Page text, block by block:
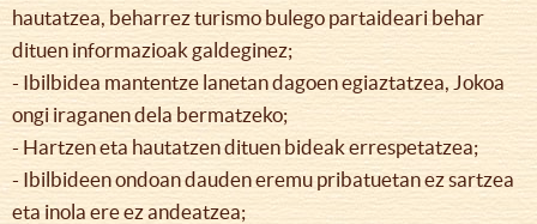
hautatzea, beharrez turismo bulego partaideari behar
dituen informazioak galdeginez;
- Ibilbidea mantentze lanetan dagoen egiaztatzea, Jokoa
ongi iraganen dela bermatzeko;
- Hartzen eta hautatzen dituen bideak errespetatzea;
- Ibilbideen ondoan dauden eremu pribatuetan ez sartzea
eta inola ere ez andeatzea;